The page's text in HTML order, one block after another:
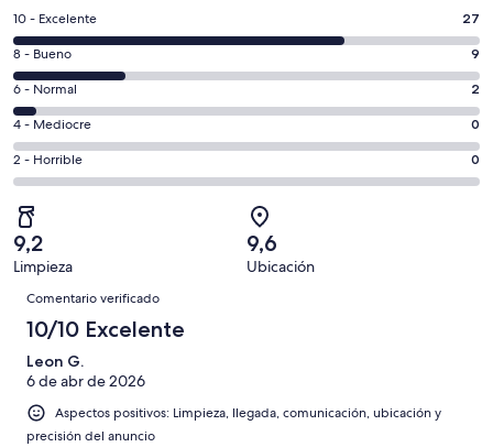
en
una
ventana
nueva
27
comentarios
de
un
total
de
38
con
una
puntuación
de
10
Excelente
10 - Excelente 27
9
comentarios
de
un
total
de
con
una
puntuación
Bueno
8 - Bueno 9
2
comentarios
de
un
total
de
38
con
una
puntuación
de
Normal
6 - Normal 2
0
comentarios
de
total
de
38
puntuación
de
Mediocre
4 - Mediocre 0
0
comentarios
de
un
total
de
38
con
puntuación
de
2 - Horrible 0
9,2
Limpieza
9,6
Ubicación
Comentarios
Comentario verificado
10/10 Excelente
Leon G.
6 de abr de 2026
Aspectos positivos: Limpieza, llegada, comunicación, ubicación y
precisión del anuncio